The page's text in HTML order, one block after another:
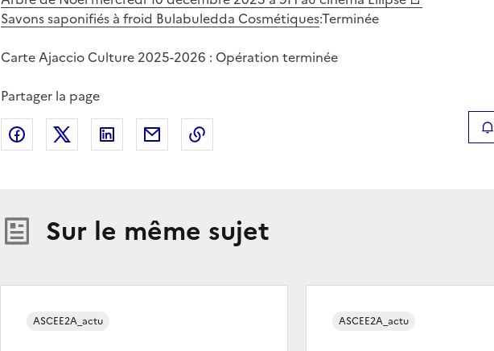
Savons saponifiés à froid Bulabuledda Cosmétiques:Terminée
Carte Ajaccio Culture 2025-2026 : Opération terminée
Partager la page
Partager sur Facebook
Partager sur XPartager sur LinkedIn
Partager par emailCopier le lien de la page dans le presse-papier
Sur le même sujet
ASCEE2A_actu ASCEE2A_actu